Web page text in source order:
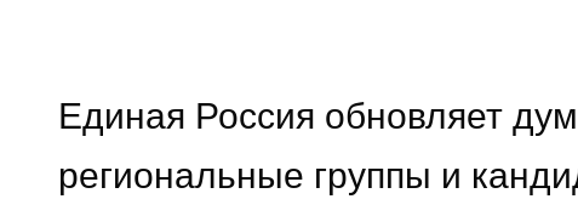
Единая Россия обновляет
региональные группы и